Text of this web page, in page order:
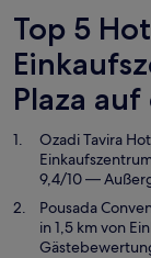
Top 5
Plaza
Ozadi Tavira
9,4/10 —
Pousada
in 1,5 km von